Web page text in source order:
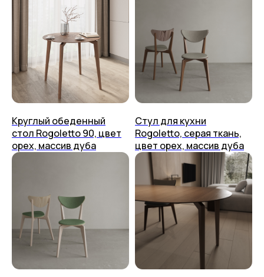
Круглый обеденный
стол Rogoletto 90, цвет
орех, массив дуба
Стул для кухни
Rogoletto, серая ткань,
цвет орех, массив дуба
ООО «ПЛЕЙС ИТ» 2023-2026 г.
КАЗАНЬ,
УЛ. БРАТЬЕВ ПЕТРЯЕВЫХ, 5, корп. 4
placeithome@ya.ru
Контакты
+7 (499) 444-60-67
Мы на Яндекс Маркете
Дизайнерам
Возврат
Техподдержка
Гарантия и уход
Доставка
Приём изделия
Способ оплаты
Аксессуары
Тумбы
Полки
Стеллажи
Журнальные столики